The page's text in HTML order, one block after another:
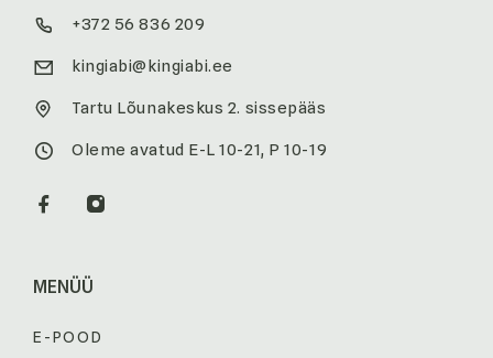
+372 56 836 209
kingiabi@kingiabi.ee
Tartu Lõunakeskus 2. sissepääs
Oleme avatud E-L 10-21, P 10-19
MENÜÜ
E-POOD